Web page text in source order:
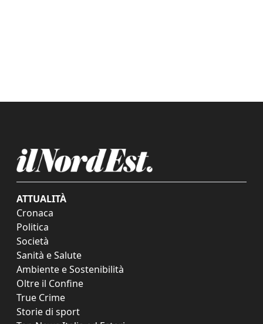
ATTUALITÀ
Cronaca
Politica
Società
Sanità e Salute
Ambiente e Sostenibilità
Oltre il Confine
True Crime
Storie di sport